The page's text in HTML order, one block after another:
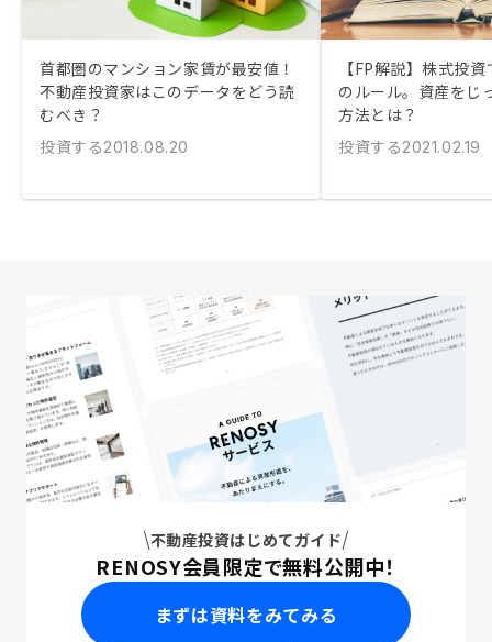
首都圏のマンション家賃が最安値！
不動産投資家はこのデータをどう読
むべき？
投資する2018.08.20
【FP解説】株式投
のルール。資産をじ
方法とは？
投資する2021.02.19
不動産投資はじめてガイド
RENOSY会員限定で無料公開中！
まずは資料をみてみる